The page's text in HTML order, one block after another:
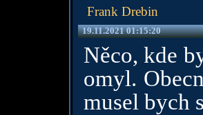
Frank Drebin
19.11.2021 01:15:20
Něco, kde
omyl.
musel bych